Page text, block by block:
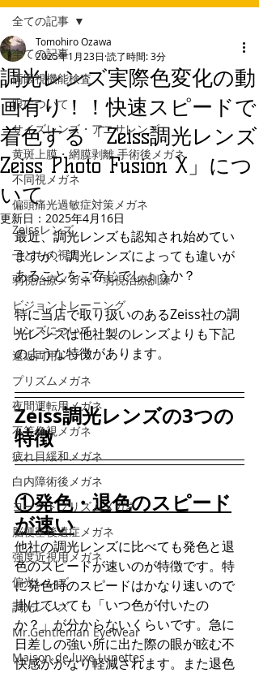
全ての記事
両眼視機能検査
眼について
サイズレンズ・アニサレンズ
黄斑上膜・網膜剥離 手術後メガネ
不同視メガネ
偏頭痛光過敏症対策メガネ
Zeissレンズ
子どもの視力
弱視治療メガネ・弱視治療訓練
ビジョントレーニング
レンズについて
遠近両用レンズ
プリズムメガネ
夜間運転用メガネ
不等像視メガネ
疲れ目緩和メガネ
白内障術後メガネ
ヨークトプリズムメガネ
脳梗塞後遺症メガネ
強度近視用メガネ
偏光レンズ
調光レンズ
Mr.Gentleman EyeWear
Maison de luxe Lunettes
全ての記事
調光レンズ実際色変化の動
画有り！！快速スピードで
着色する「Zeiss調光レンズ
Zeiss Photo Fusion X」につ
いて
Tomohiro Ozawa
2025年1月23日 読了時間: 3分
更新日： 2025年4月16日
最近、調光レンズも認知され始めてい
ますが、調光レンズによっても違いが
あることをご存じでしょうか？
特に当店で取り扱いのあるZeiss社の調
光レンズは他社製のレンズよりも下記
のような特徴があります。
Zeiss調光レンズの3つの
特徴
①発色・退色のスピード
が速い
他社の調光レンズに比べても発色と退
色のスピードが速いのが特徴です。特
に発色時のスピードはかなり速いので
掛けていても「いつ色が付いたの
か？」が分からないくらいです。急に
日差しの強い所に出た際の眼が眩む不
快感がかなり軽減されます。また退色